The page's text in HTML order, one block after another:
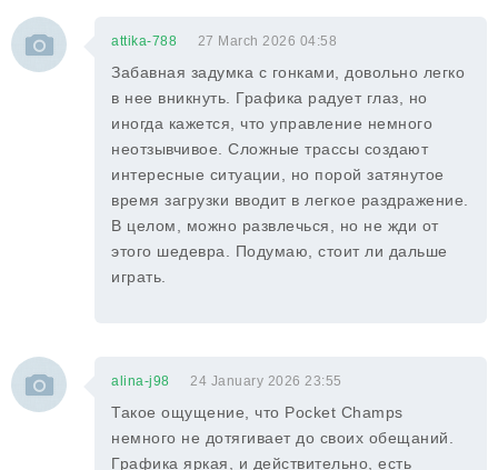
attika-788 27 March 2026 04:58
Забавная задумка с гонками, довольно легко
в нее вникнуть. Графика радует глаз, но
иногда кажется, что управление немного
неотзывчивое. Сложные трассы создают
интересные ситуации, но порой затянутое
время загрузки вводит в легкое раздражение.
В целом, можно развлечься, но не жди от
этого шедевра. Подумаю, стоит ли дальше
играть.
alina-j98 24 January 2026 23:55
Такое ощущение, что Pocket Champs
немного не дотягивает до своих обещаний.
Графика яркая, и действительно, есть